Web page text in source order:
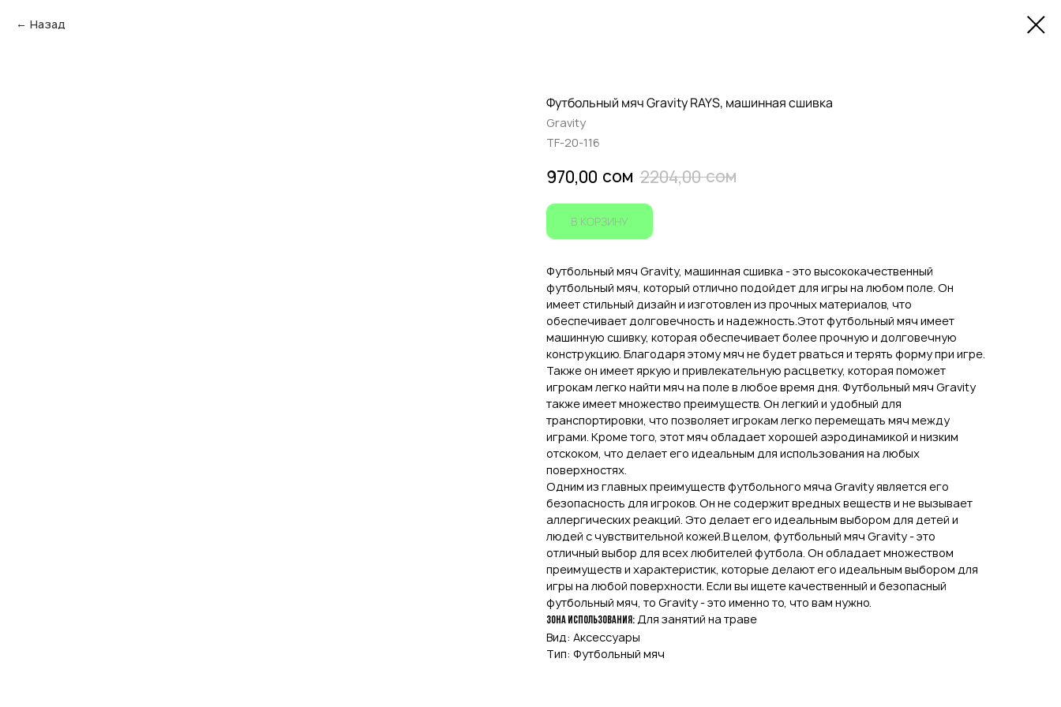
Назад
Футбольный мяч Gravity RAYS, машинная сшивка
Gravity
TF-20-116
970,00 сом 2204,00 сом
В КОРЗИНУ
Футбольный мяч Gravity, машинная сшивка - это высококачественный
футбольный мяч, который отлично подойдет для игры на любом поле. Он
имеет стильный дизайн и изготовлен из прочных материалов, что
обеспечивает долговечность и надежность.Этот футбольный мяч имеет
машинную сшивку, которая обеспечивает более прочную и долговечную
конструкцию. Благодаря этому мяч не будет рваться и терять форму при игре.
Также он имеет яркую и привлекательную расцветку, которая поможет
игрокам легко найти мяч на поле в любое время дня. Футбольный мяч Gravity
также имеет множество преимуществ. Он легкий и удобный для
транспортировки, что позволяет игрокам легко перемещать мяч между
играми. Кроме того, этот мяч обладает хорошей аэродинамикой и низким
отскоком, что делает его идеальным для использования на любых
поверхностях.
Одним из главных преимуществ футбольного мяча Gravity является его
безопасность для игроков. Он не содержит вредных веществ и не вызывает
аллергических реакций. Это делает его идеальным выбором для детей и
людей с чувствительной кожей.В целом, футбольный мяч Gravity - это
отличный выбор для всех любителей футбола. Он обладает множеством
преимуществ и характеристик, которые делают его идеальным выбором для
игры на любой поверхности. Если вы ищете качественный и безопасный
футбольный мяч, то Gravity - это именно то, что вам нужно.
Зона использования: Для занятий на траве
Вид: Аксессуары
Тип: Футбольный мяч